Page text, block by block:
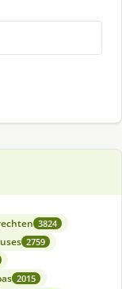
3824
2759
2015